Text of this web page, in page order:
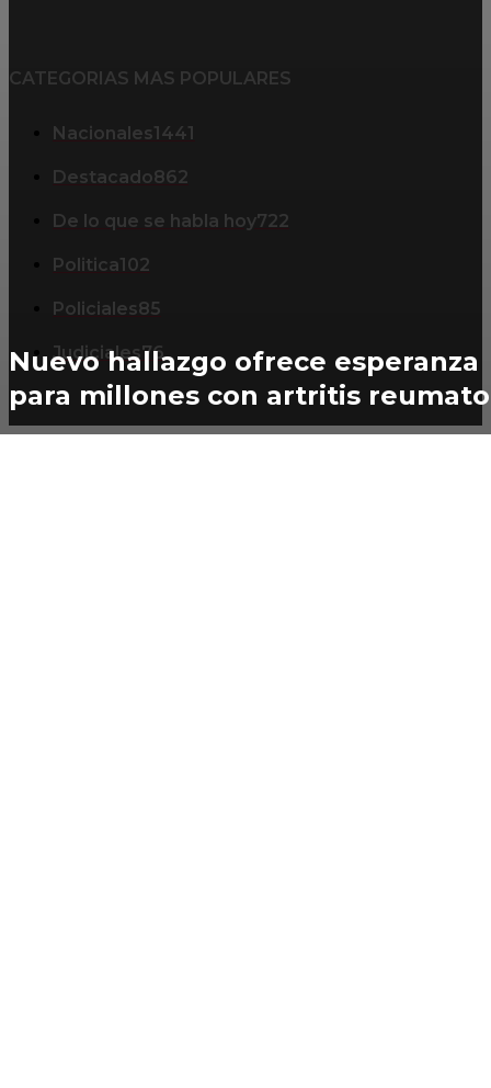
Nuevo hallazgo ofrece esperanza
para millones con artritis
CATEGORIAS MAS POPULARES
Nacionales1441
Destacado862
De lo que se habla hoy722
Politica102
Policiales85
Judiciales76